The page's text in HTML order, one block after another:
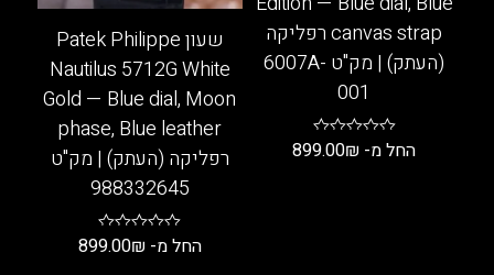
canvas strap רפליקה
(העתק) | מק"ט 6007A-
001
החל מ- 899.00₪
שעון Patek Philippe
Nautilus 5712G White
Gold — Blue dial, Moon
phase, Blue leather
רפליקה (העתק) | מק"ט
988332645
החל מ- 899.00₪